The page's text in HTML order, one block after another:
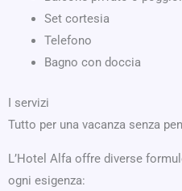
Set cortesia
Telefono
Bagno con doccia
I servizi
Tutto per una vacanza senza
L’Hotel Alfa offre diverse
ogni esigenza: